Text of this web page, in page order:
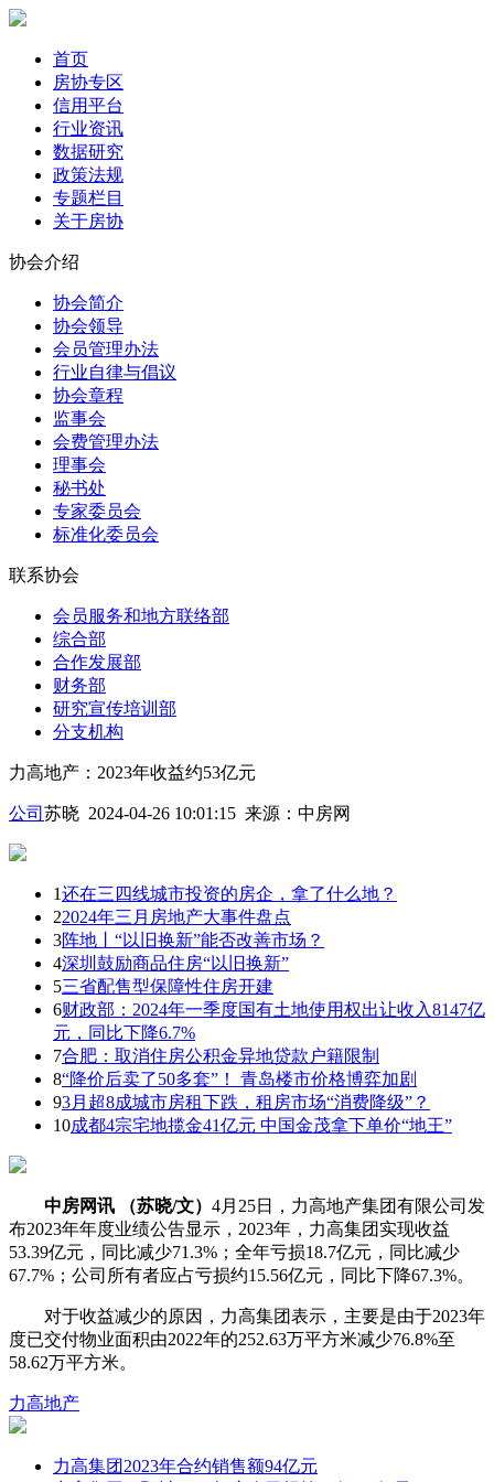
首页
房协专区
信用平台
行业资讯
数据研究
政策法规
专题栏目
关于房协
协会介绍
协会简介
协会领导
会员管理办法
行业自律与倡议
协会章程
监事会
会费管理办法
理事会
秘书处
专家委员会
标准化委员会
联系协会
会员服务和地方联络部
综合部
合作发展部
财务部
研究宣传培训部
分支机构
力高地产：2023年收益约53亿元
公司 苏晓 2024-04-26 10:01:15 来源： 中房网
1还在三四线城市投资的房企，拿了什么地？
22024年三月房地产大事件盘点
3阵地丨“以旧换新”能否改善市场？
4深圳鼓励商品住房“以旧换新”
5三省配售型保障性住房开建
6财政部：2024年一季度国有土地使用权出让收入8147亿
元，同比下降6.7%
7合肥：取消住房公积金异地贷款户籍限制
8“降价后卖了50多套”！ 青岛楼市价格博弈加剧
93月超8成城市房租下跌，租房市场“消费降级”？
10成都4宗宅地揽金41亿元 中国金茂拿下单价“地王”
中房网讯 （苏晓/文） 4月25日，力高地产集团有限公司发
布2023年年度业绩公告显示，2023年，力高集团实现收益
53.39亿元，同比减少71.3%；全年亏损18.7亿元，同比减少
67.7%；公司所有者应占亏损约15.56亿元，同比下降67.3%。
对于收益减少的原因，力高集团表示，主要是由于2023年
度已交付物业面积由2022年的252.63万平方米减少76.8%至
58.62万平方米。
力高地产
力高集团2023年合约销售额94亿元